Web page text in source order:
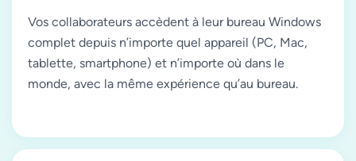
Vos collaborateurs accèdent à leur bureau Windows
complet depuis n’importe quel appareil (PC, Mac,
tablette, smartphone) et n’importe où dans le
monde, avec la même expérience qu’au bureau.